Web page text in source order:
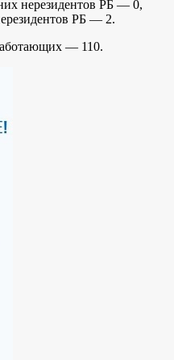
нерезидентов РБ — 0,
РБ — 2.
— 110.